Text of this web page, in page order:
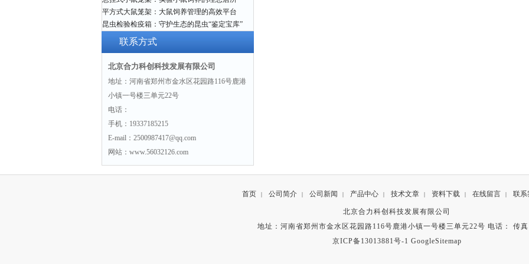
平方式大鼠笼架：大鼠饲养管理的高效平台
昆虫检验检疫箱：守护生态的昆虫“鉴定宝库”
联系方式
北京合力科创科技发展有限公司
地址：河南省郑州市金水区花园路116号鹿港
小镇一号楼三单元22号
电话：
手机：19337185215
E-mail：2500987417@qq.com
网站：www.56032126.com
首页 | 公司简介 | 公司新闻 | 产品中心 | 技术文章 | 资料下载 | 在线留言 | 联系
北京合力科创科技发展有限公司
地址：河南省郑州市金水区花园路116号鹿港小镇一号楼三单元22号 电话： 传真
京ICP备13013881号-1 GoogleSitemap